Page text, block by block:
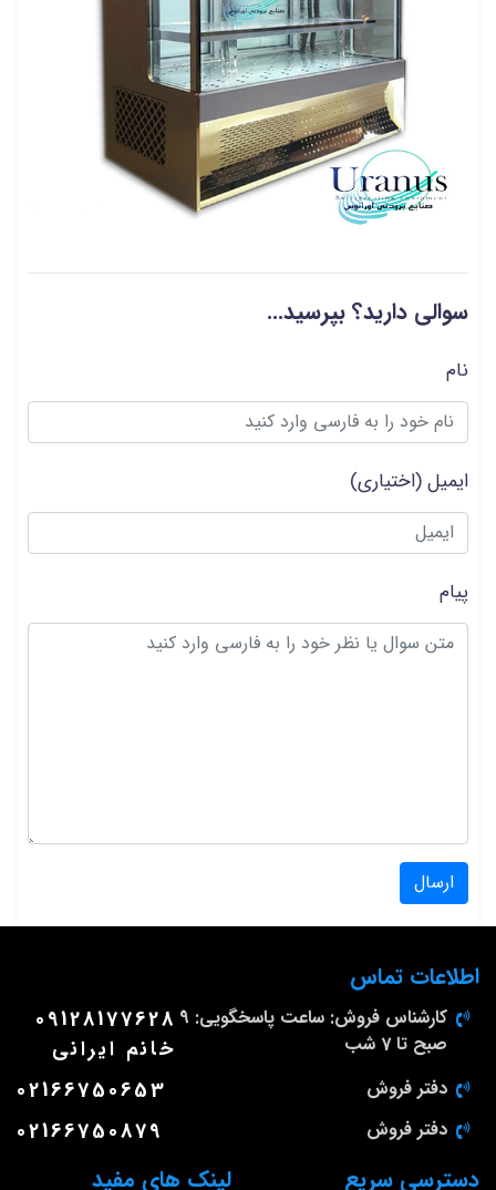
سوالی دارید؟ بپرسید...
نام
ایمیل(اختیاری)
پیام
ارسال
لینک های مفید دسترسی سریع
اطلاعات تماس
کارشناس فروش: ساعت پاسخگویی: 9
صبح تا 7 شب
09128177628
خانم ایرانی
دفتر فروش 02166750653
دفتر فروش 02166750879